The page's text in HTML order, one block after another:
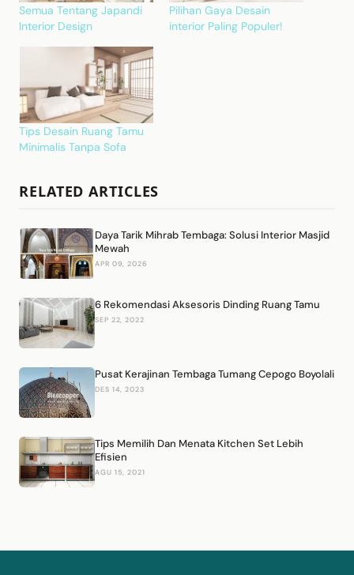
Semua Tentang Japandi
Interior Design
Pilihan Gaya Desain
interior Paling Populer!
Tips Desain Ruang Tamu
Minimalis Tanpa Sofa
RELATED ARTICLES
Daya Tarik Mihrab Tembaga: Solusi Interior Masjid
Mewah
APR 09, 2026
6 Rekomendasi Aksesoris Dinding Ruang Tamu
SEP 22, 2022
Pusat Kerajinan Tembaga Tumang Cepogo Boyolali
DES 14, 2023
Tips Memilih Dan Menata Kitchen Set Lebih
Efisien
AGU 15, 2021